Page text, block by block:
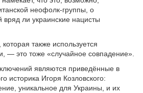
неофолк-группы, о
вряд ли украинские нацисты
также используется
— это тоже «случайное совпадение».
являются приведённые в
историка Игоря Козловского:
уникальное для Украины, и их